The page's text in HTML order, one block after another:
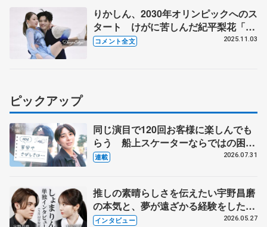
ー】
りかしん、2030年オリンピックへのス
タート けがに苦しんだ紀平梨花「頑
張れることが今は幸せ」 西山真瑚、
コメント全文 2025.11.03
ピックアップ
同じ演目で120回お客様に楽しんでも
らう 船上スケーターならではの困難
とは 影響あったPIW前キャプテン松
連載 2026.07.31
推しの素晴らしさを伝えたい宇野昌磨
の本気と、夢が遠ざかる経験をした本
田真凜の覚悟
インタビュー 2026.05.27